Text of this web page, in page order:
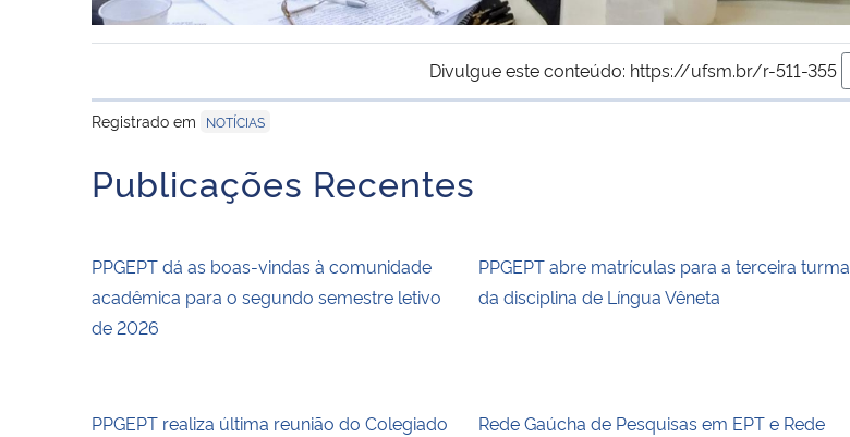
Divulgue este conteúdo: https://ufsm.br/r-511-355
Registrado em
NOTÍCIAS
Publicações Recentes
PPGEPT dá as boas-vindas à comunidade
acadêmica para o segundo semestre letivo
de 2026
PPGEPT abre matrículas para a terceira turma
da disciplina de Língua Vêneta
PPGEPT realiza última reunião do Colegiado
Rede Gaúcha de Pesquisas em EPT e Rede